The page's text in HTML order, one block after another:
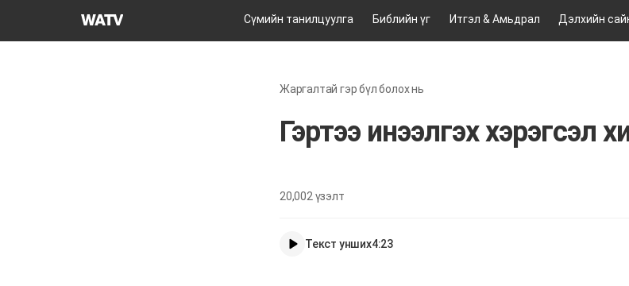
Бурханы
Сүмийн танилцуулга Библийн үг Итгэл & Амьдрал Дэлхийн
Жаргалтай гэр бүл болох нь
Гэртээ инээлгэх хэрэгсэл
20,002 үзэлт
Текст унших4:23